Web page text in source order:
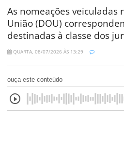
As nomeações veiculadas
União (DOU)
destinadas à classe dos
QUARTA, 08/07/2026 ÀS 13:29
ouça este conteúdo